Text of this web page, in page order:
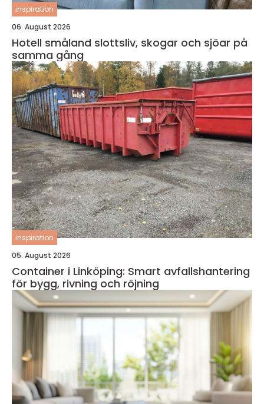
inspiration
06. August 2026
Hotell småland slottsliv, skogar och sjöar på
samma gång
inspiration
05. August 2026
Container i Linköping: Smart avfallshantering
för bygg, rivning och röjning